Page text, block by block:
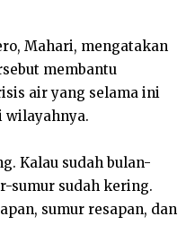
Mahari, mengatakan
membantu
air yang selama ini
wilayahnya.
Kalau sudah bulan-
sumur sudah kering.
sumur resapan, dan